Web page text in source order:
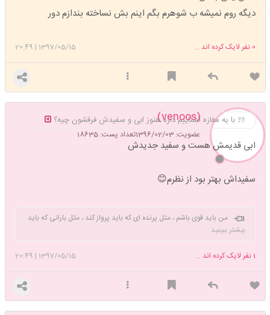
دیگه روم نمیشه ب شوهرم بگم اینم بش نساخته بندازم دور
1397/05/15
|
20:49 0 نفر لایک کرده اند ...
(venoos)
عضویت: 1396/02/03 تعداد پست: 18635
با یه مغازه آشناییم داره هنوز ابی و سفیدش فرقشون چیه؟
ابی قدیمش هست و سفید جدیدش
سفیداش بهتر بود از نظرم😊
من باید قوی باشم ، مثل پرنده ای که باید پرواز کند ، مثل بارانی که باید
ببارد ، مثل خورشیدی که باید بتابد ، مثل چشمه ای که باید بجوشد ، من
ندارم🥺🥺🥺 امضای قبلی رو حیفم اومد پاک کنم🤭🤭👈👈👈صبور باش ...
هم حکمت را میفهمی...هم قسمت را میچشی... هم معجره را میبینی....
😊خاطره زایمان من😊
بیشتر ببینید
1397/05/15
|
20:49 1نفر لایک کرده اند ...